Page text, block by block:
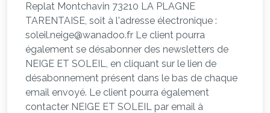
Replat Montchavin 73210 LA PLAGNE
TARENTAISE, soit à l'adresse électronique :
soleil.neige@wanadoo.fr Le client pourra
également se désabonner des newsletters de
NEIGE ET SOLEIL, en cliquant sur le lien de
désabonnement présent dans le bas de chaque
email envoyé. Le client pourra également
contacter NEIGE ET SOLEIL par email à